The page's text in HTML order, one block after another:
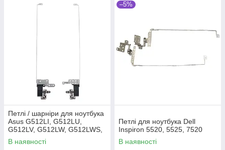
Петлі / шарніри для ноутбука
Asus G512LI, G512LU,
G512LV, G512LW, G512LWS,
G531GD, G531GT, G531GU,
G531GV, G531GW. Оригінал
В наявності
–5%
Петлі для ноутбука Dell
Inspiron 5520, 5525, 7520
В наявності